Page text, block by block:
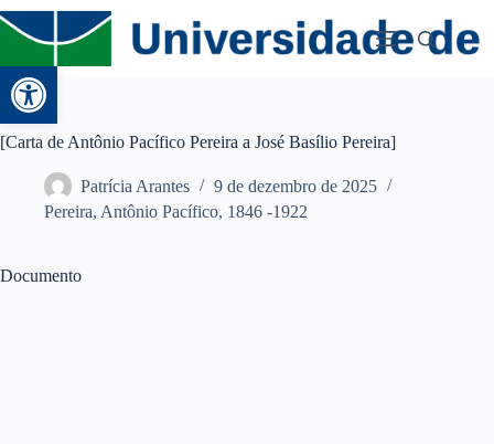
Abrir a barra de ferramentas
[Carta de Antônio Pacífico Pereira a José Basílio Pereira]
Patrícia Arantes
9 de dezembro de 2025
Pereira, Antônio Pacífico, 1846 -1922
Documento